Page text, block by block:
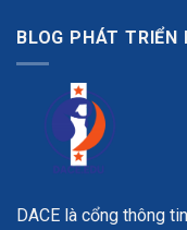
BLOG PHÁT TRIỂN
DACE là cổng thông